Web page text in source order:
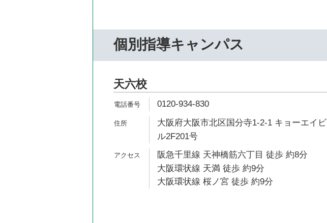
個別指導キャンパス
天六校
0120-934-830
大阪府大阪市北区国分寺1-2-1 キョーエイビ
ル2F201号
阪急千里線 天神橋筋六丁目 徒歩 約8分
大阪環状線 天満 徒歩 約9分
大阪環状線 桜ノ宮 徒歩 約9分